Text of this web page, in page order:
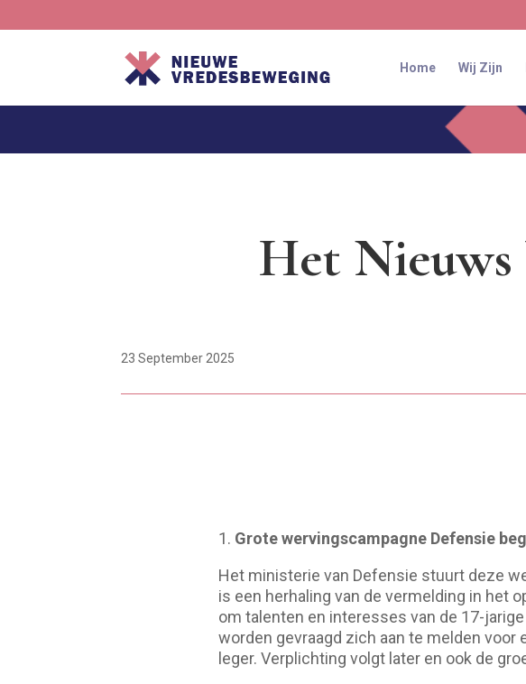
Home Wij Zijn
Het Nieuws
23 September 2025
1. Grote wervingscampagne Defensie
Het ministerie van Defensie stuurt deze
is een herhaling van de vermelding in het
om talenten en interesses van de 17-
worden gevraagd zich aan te melden
leger. Verplichting volgt later en ook de